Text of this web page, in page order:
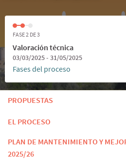
FASE 2 DE 3
Valoración técnica
03/03/2025 - 31/05/2025
Fases del proceso
PROPUESTAS
EL PROCESO
PLAN DE MANTENIMIENTO Y
2025/26